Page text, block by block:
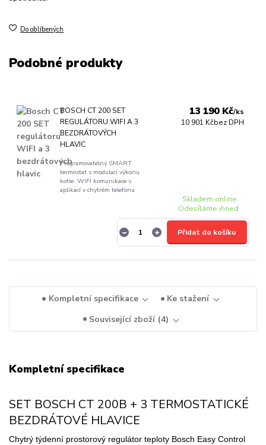
Do oblíbených
Podobné produkty
BOSCH CT 200 SET
REGULÁTORU WIFI A 3
BEZDRÁTOVÝCH
HLAVIC
Programovatelný SMART
termostat s modulací výkonu
kotle. WIFI komunikace s
aplikací v chytrém telefonu
13 190 Kč/ks
10 901 Kčbez DPH
Skladem online.
Odesíláme ihned
Přidat do košíku
Kompletní specifikace
Ke stažení
Související zboží 4
Kompletní specifikace
SET BOSCH CT 200B + 3 TERMOSTATICKÉ
BEZDRÁTOVÉ HLAVICE
Chytrý týdenní prostorový regulátor teploty Bosch Easy Control